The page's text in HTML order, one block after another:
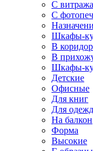
С
С
Шкафы-
В коридор
В
Шкафы-
Детские
Офисные
Для книг
Для
На балкон
Форма
Высокие